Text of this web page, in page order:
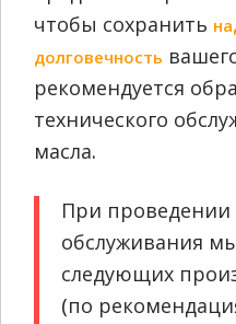
чтобы сохранить
долговечность
рекомендуется
технического
масла.
При проведении
обслуживания
следующих
(по